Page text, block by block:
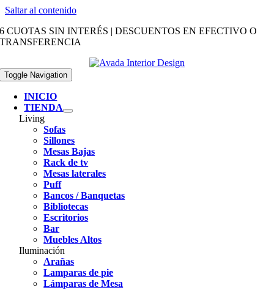
Saltar al contenido
6 CUOTAS SIN INTERÉS | DESCUENTOS EN EFECTIVO O
TRANSFERENCIA
Toggle Navigation
INICIO
TIENDA
Living
Sofas
Sillones
Mesas Bajas
Rack de tv
Mesas laterales
Puff
Bancos / Banquetas
Bibliotecas
Escritorios
Bar
Muebles Altos
Iluminación
Arañas
Lamparas de pie
Lámparas de Mesa